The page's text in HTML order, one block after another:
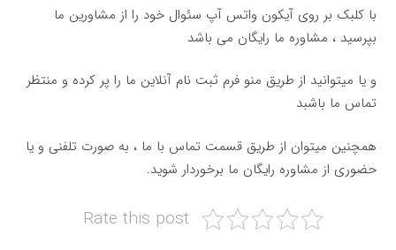
با کلبک بر روی آیکون واتس آپ سئوال خود را از مشاورین ما
بپرسید ، مشاوره ما رایگان می باشد
و یا میتوانید از طریق منو فرم ثبت نام آنلاین ما را پر کرده و منتظر
تماس ما باشبد
همچنین میتوان از طریق قسمت تماس با ما ، به صورت تلفنی و یا
حضوری از مشاوره رایگان ما برخوردار شوید.
Rate this post